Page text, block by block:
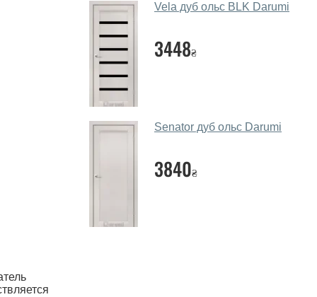
Vela дуб ольс BLK Darumi
3448₴
Senator дуб ольс Darumi
3840₴